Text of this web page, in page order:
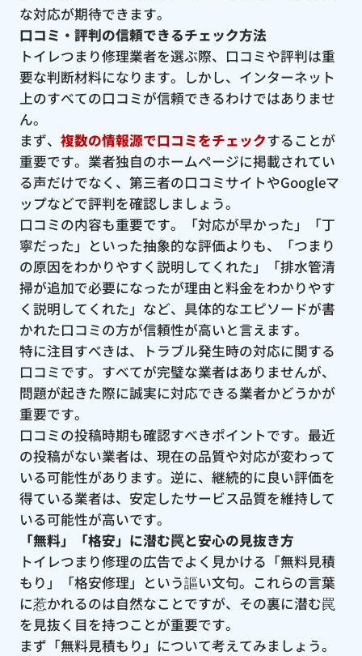
な対応が期待できます。
口コミ・評判の信頼できるチェック方法
トイレつまり修理業者を選ぶ際、口コミや評判は重
要な判断材料になります。しかし、インターネット
上のすべての口コミが信頼できるわけではありませ
ん。
まず、 複数の情報源で口コミをチェックすることが
重要です。業者独自のホームページに掲載されてい
る声だけでなく、第三者の口コミサイトやGoogleマ
ップなどで評判を確認しましょう。
口コミの内容も重要です。「対応が早かった」「丁
寧だった」といった抽象的な評価よりも、「つまり
の原因をわかりやすく説明してくれた」「排水管清
掃が追加で必要になったが理由と料金をわかりやす
く説明してくれた」など、具体的なエピソードが書
かれた口コミの方が信頼性が高いと言えます。
特に注目すべきは、トラブル発生時の対応に関する
口コミです。すべてが完璧な業者はありませんが、
問題が起きた際に誠実に対応できる業者かどうかが
重要です。
口コミの投稿時期も確認すべきポイントです。最近
の投稿がない業者は、現在の品質や対応が変わって
いる可能性があります。逆に、継続的に良い評価を
得ている業者は、安定したサービス品質を維持して
いる可能性が高いです。
「無料」「格安」に潜む罠と安心の見抜き方
トイレつまり修理の広告でよく見かける「無料見積
もり」「格安修理」という謳い文句。これらの言葉
に惹かれるのは自然なことですが、その裏に潜む罠
を見抜く目を持つことが重要です。
まず「無料見積もり」について考えてみましょう。